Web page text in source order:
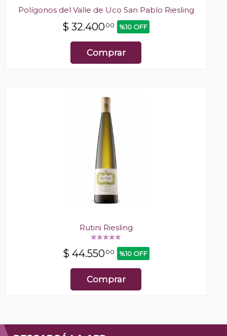
Polígonos del Valle de Uco San Pablo Riesling
$ 32.40000 %10 OFF
Comprar
Rutini Riesling
$ 44.55000 %10 OFF
Comprar